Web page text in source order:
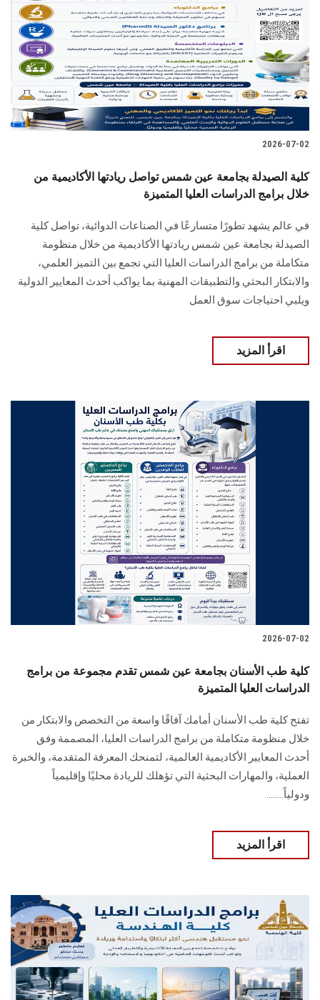
2026-07-02
كلية الصيدلة بجامعة عين شمس تواصل ريادتها الأكاديمية من
خلال برامج الدراسات العليا المتميزة
في عالم يشهد تطورًا متسارعًا في الصناعات الدوائية، تواصل كلية
الصيدلة بجامعة عين شمس ريادتها الأكاديمية من خلال منظومة
متكاملة من برامج الدراسات العليا التي تجمع بين التميز العلمي،
والابتكار البحثي والتطبيقات المهنية بما يواكب أحدث المعايير الدولية
ويلبي احتياجات سوق العمل
اقرأ المزيد
2026-07-02
كلية طب الأسنان بجامعة عين شمس تقدم مجموعة من برامج
الدراسات العليا المتميزة
تفتح كلية طب الأسنان أمامك آفاقًا واسعة من التخصص والابتكار من
خلال منظومة متكاملة من برامج الدراسات العليا، المصممة وفق
أحدث المعايير الأكاديمية العالمية، لتمنحك المعرفة المتقدمة، والخبرة
العملية، والمهارات البحثية التي تؤهلك للريادة محليًا وإقليمياً
ودولياً........
اقرأ المزيد